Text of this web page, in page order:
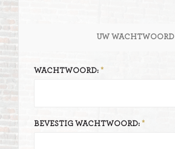
UW WACHTWOORD
WACHTWOORD:
BEVESTIG WACHTWOORD: